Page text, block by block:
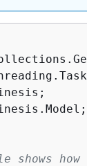
shows